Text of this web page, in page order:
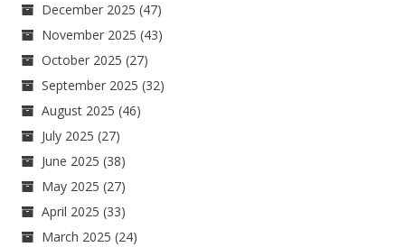
December 2025 (47)
November 2025 (43)
October 2025 (27)
September 2025 (32)
August 2025 (46)
July 2025 (27)
June 2025 (38)
May 2025 (27)
April 2025 (33)
March 2025 (24)